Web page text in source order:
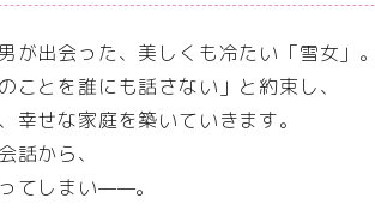
が出会った、美しくも冷たい「雪女」。
ことを誰にも話さない」と約束し、
幸せな家庭を築いていきます。
話から、
てしまい——。